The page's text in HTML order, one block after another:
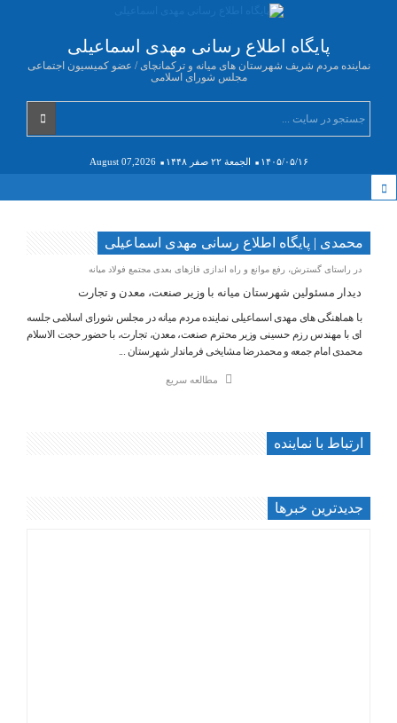
پایگاه اطلاع رسانی مهدی اسماعیلی
نماینده مردم شریف شهرستان های میانه و ترکمانچای / عضو کمیسیون اجتماعی
مجلس شورای اسلامی
۱۴۰۵/۰۵/۱۶ الجمعة ۲۲ صفر ۱۴۴۸ August 07,2026
محمدی | پایگاه اطلاع رسانی مهدی اسماعیلی
در راستای گسترش، رفع موانع و راه اندازی فازهای بعدی مجتمع فولاد میانه
️دیدار مسئولین شهرستان میانه با وزیر صنعت، معدن و تجارت
با هماهنگی های مهدی اسماعیلی نماینده مردم میانه در مجلس شورای اسلامی جلسه
ای با مهندس رزم حسینی وزیر محترم صنعت، معدن، تجارت، با حضور حجت الاسلام
محمدی امام جمعه و محمدرضا مشایخی فرماندار شهرستان ...
مطالعه سریع
ارتباط با نماینده
جديدترين خبرها